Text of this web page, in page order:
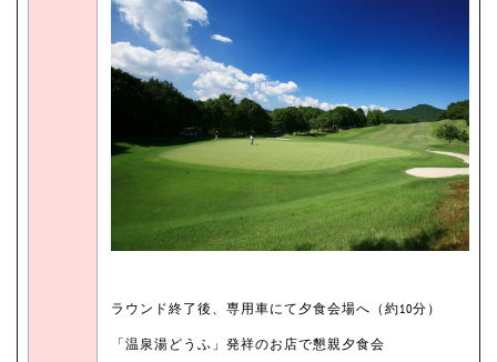
ラウンド終了後、専用車にて夕食会場へ（約10分）
「温泉湯どうふ」発祥のお店で懇親夕食会